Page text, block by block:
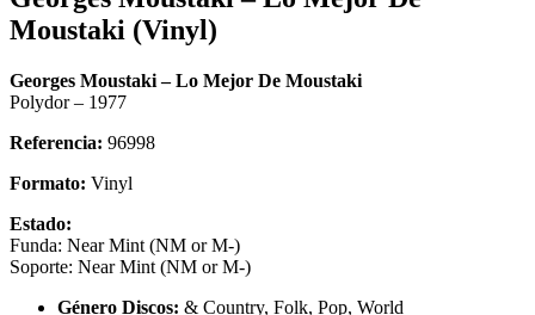
Moustaki (Vinyl)
Georges Moustaki – Lo Mejor De Moustaki
Polydor – 1977
Referencia: 96998
Formato: Vinyl
Estado:
Funda: Near Mint (NM or M-)
Soporte: Near Mint (NM or M-)
Género Discos: & Country, Folk, Pop, World